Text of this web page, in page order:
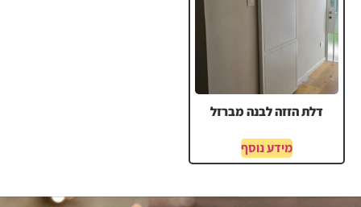
דלת הזזה לבנה מברזל
מידע נוסף